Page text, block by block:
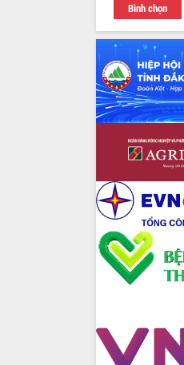
Bình chọn